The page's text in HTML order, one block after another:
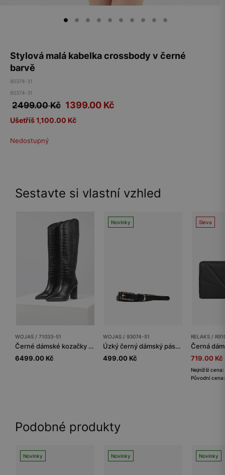
Stylová malá kabelka crossbody v černé
barvě
80374-31
80374-31
2499.00 Kč 1399.00 Kč
Ušetříš 1,100.00 Kč
Nedostupný
Sestavte si vlastní vzhled
WOJAS / 71033-51
Černé dámské kozačky PREMIUM s krokodýlím vzorem
6499.00 Kč
Novinky
WOJAS / 93074-51
Úzký černý dámský pásek z hladké kůže
499.00 Kč
Sleva
RELAKS /
719.00 Kč
Nejnižší
Původní
Podobné produkty
Novinky Novinky Novinky